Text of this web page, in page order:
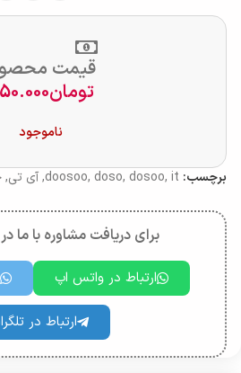
قیمت
تومان
ناموجود
برچسب: doosoo, doso, dosoo, it
,آی تی,
برای دریافت مشاوره با ما
ارتباط در واتس اپ
ارتباط در